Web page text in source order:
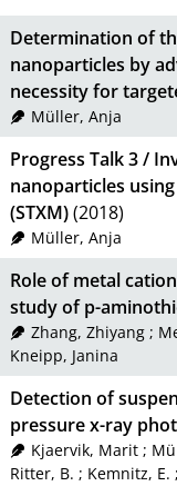
Determination of
nanoparticles by
necessity for
Müller, Anja
Progress Talk 3 /
nanoparticles
(STXM)(2018)
Müller, Anja
Role of metal
study of p-
Zhang, Zhiyang;
Kneipp, Janina
Detection of
pressure x-ray
Kjaervik, Marit;
Ritter, B. ; Kemnitz, E.